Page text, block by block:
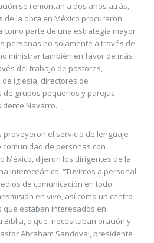
se remontan a dos años atrás,
de la obra en México procuraron
parte de una estrategia mayor
personas no solamente a través de
ministrar también en favor de más
del trabajo de pastores,
iglesia, directores de
grupos pequeños y parejas
Navarro.
proveyeron el servicio de lenguaje
de personas con
México, dijeron los dirigentes de la
Interoceánica. “Tuvimos a personal
de comunicación en todo
en vivo, así como un centro
que estaban interesados en
Biblia, o que necesitaban oración y
Abraham Sandoval, presidente